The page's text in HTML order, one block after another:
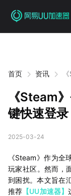
首页 资讯
《Steam
键快速登录
2025-03-24
《Steam》作为全
玩家社区。然而，
到困扰。本文旨在
推荐 【UU加速器】